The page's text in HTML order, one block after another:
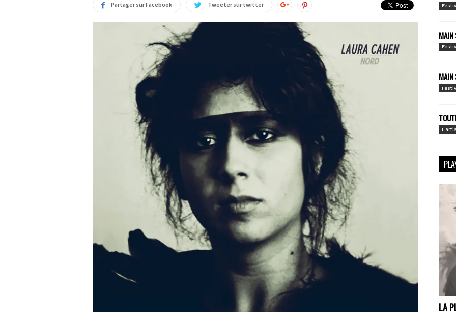
Partager sur Facebook Tweeter sur twitter
MAIN
MAIN
LA